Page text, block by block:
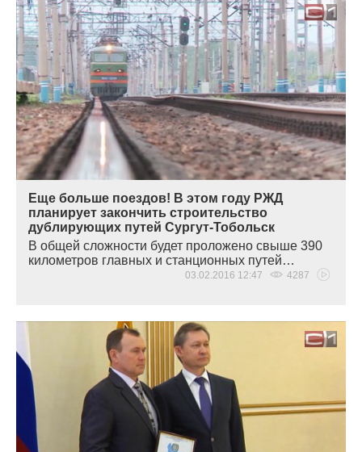
Еще больше поездов! В этом году РЖД
планирует закончить строительство
дублирующих путей Сургут-Тобольск
В общей сложности будет проложено свыше 390
километров главных и станционных путей…
03.02.2016 12:47 4287